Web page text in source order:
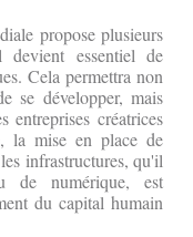
propose plusieurs
devient essentiel de
Cela permettra non
se développer, mais
entreprises créatrices
la mise en place de
infrastructures, qu'il
de numérique, est
du capital humain